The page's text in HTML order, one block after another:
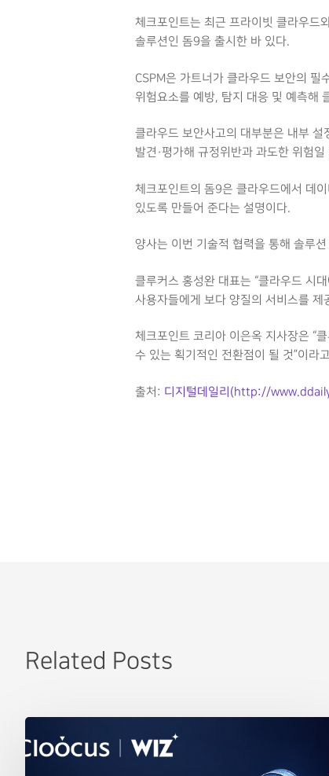
체크포인트는 최근 프라이빗 클라우
솔루션인 돔9을 출시한 바 있다.
CSPM은 가트너가 클라우드 보안의 필
위험요소를 예방, 탐지 대응 및 예측해
클라우드 보안사고의 대부분은 내부
발견·평가해 규정위반과 과도한 위험
체크포인트의 돔9은 클라우드에서 데
있도록 만들어 준다는 설명이다.
양사는 이번 기술적 협력을 통해 솔루
클루커스 홍성완 대표는 “클라우드 시
사용자들에게 보다 양질의 서비스를 제
체크포인트 코리아 이은옥 지사장은 “
수 있는 획기적인 전환점이 될 것”이라
출처: 디지털데일리(http://
Related Posts